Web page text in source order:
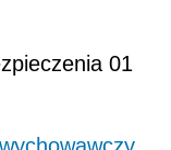
01